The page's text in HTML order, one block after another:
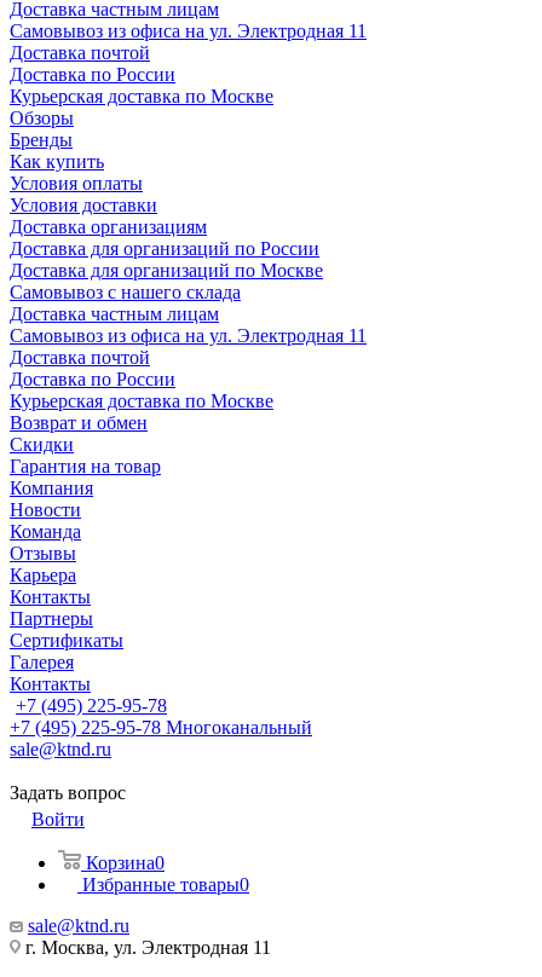
Доставка частным лицам
Самовывоз из офиса на ул. Электродная 11
Доставка почтой
Доставка по России
Курьерская доставка по Москве
Обзоры
Бренды
Как купить
Условия оплаты
Условия доставки
Доставка организациям
Доставка для организаций по России
Доставка для организаций по Москве
Самовывоз с нашего склада
Доставка частным лицам
Самовывоз из офиса на ул. Электродная 11
Доставка почтой
Доставка по России
Курьерская доставка по Москве
Возврат и обмен
Скидки
Гарантия на товар
Компания
Новости
Команда
Отзывы
Карьера
Контакты
Партнеры
Сертификаты
Галерея
Контакты
+7 (495) 225-95-78
+7 (495) 225-95-78 Многоканальный
sale@ktnd.ru
Задать вопрос
Войти
Корзина0
Избранные товары0
sale@ktnd.ru
г. Москва, ул. Электродная 11